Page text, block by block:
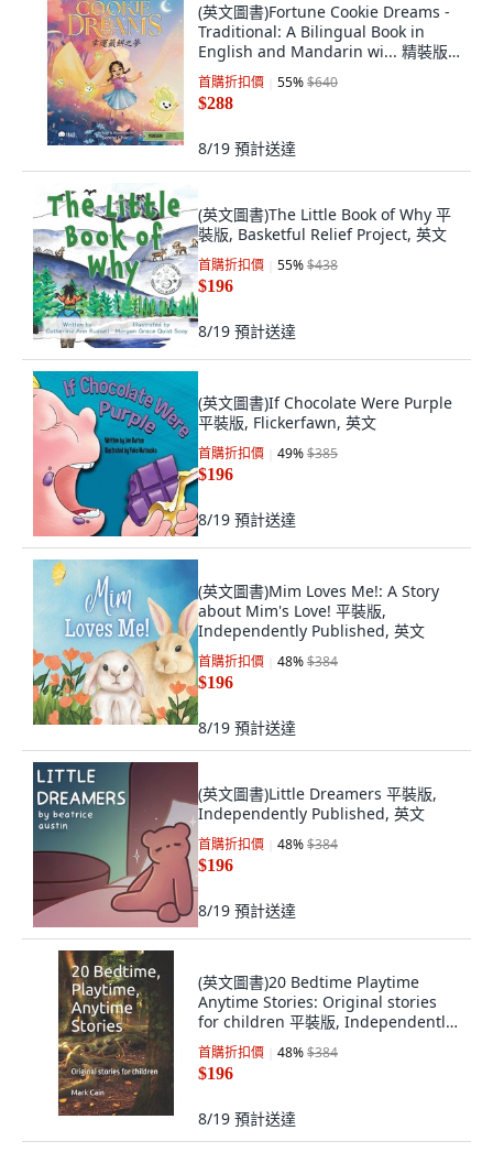
(英文圖書)Fortune Cookie Dreams -
Traditional: A Bilingual Book in
English and Mandarin wi... 精裝版,
Bitty Bao, 英文
首購折扣價 55%$640
$288
8/19 預計送達
(英文圖書)The Little Book of Why 平
裝版, Basketful Relief Project, 英文
首購折扣價 55%$438
$196
8/19 預計送達
(英文圖書)If Chocolate Were Purple
平裝版, Flickerfawn, 英文
首購折扣價 49%$385
$196
8/19 預計送達
(英文圖書)Mim Loves Me!: A Story
about Mim's Love! 平裝版,
Independently Published, 英文
首購折扣價 48%$384
$196
8/19 預計送達
(英文圖書)Little Dreamers 平裝版,
Independently Published, 英文
首購折扣價 48%$384
$196
8/19 預計送達
(英文圖書)20 Bedtime Playtime
Anytime Stories: Original stories
for children 平裝版, Independently
Published, 英文
首購折扣價 48%$384
$196
8/19 預計送達